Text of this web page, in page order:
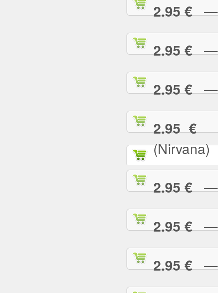
2.95 €—
2.95 €—
2.95 €—
2.95 €—
(Nirvana)
2.95 €—
2.95 €—
2.95 €—